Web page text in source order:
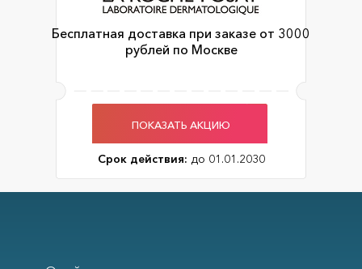
Бесплатная доставка при заказе от 3000
рублей по Москве
ПОКАЗАТЬ АКЦИЮ
Срок действия: до 01.01.2030